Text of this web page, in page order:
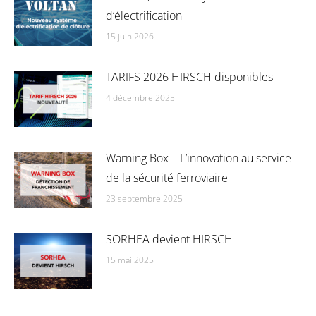
d’électrification
15 juin 2026
TARIFS 2026 HIRSCH disponibles
4 décembre 2025
Warning Box – L’innovation au service
de la sécurité ferroviaire
23 septembre 2025
SORHEA devient HIRSCH
15 mai 2025